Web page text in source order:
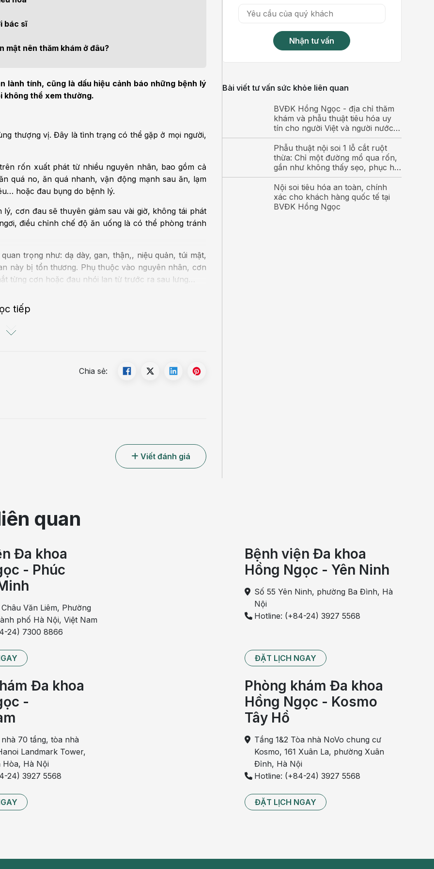
học Ung bướu
bướu
- Tiết niệu
năng
Ngoại khoa
thần
bác sĩ
mật nên thăm khám ở đâu?
lành tính, cũng là dấu hiệu cảnh báo những bệnh lý
không thể xem thường.
thượng vị. Đây là tình trạng có thể gặp ở mọi người,
rốn xuất phát từ nhiều nguyên nhân, bao gồm cả
quá no, ăn quá nhanh, vận động mạnh sau ăn, lạm
hoặc đau bụng do bệnh lý.
cơn đau sẽ thuyên giảm sau vài giờ, không tái phát
điều chỉnh chế độ ăn uống là có thể phòng tránh
trọng như: dạ dày, gan, thận,, niệu quản, túi mật,
này bị tổn thương. Phụ thuộc vào nguyên nhân, cơn
từng cơn hoặc đau nhói lan từ trước ra sau lưng…
báo nhiều bệnh lý tiêu hóa nguy hiểm
lý tiêu hóa
khác như ợ hơi, ợ nóng, buồn nôn, nôn, mệt mỏi,
bình thường, khí có thể thoát ra khỏi cơ thể bằng
xì hơi.
bao gồm:
tiếp
Chia sẻ:
Viết đánh giá
Nhận tư vấn
Bài viết tư vấn sức khỏe liên quan
BVĐK Hồng Ngọc - địa chỉ thăm
khám và phẫu thuật tiêu hóa uy
tín cho người Việt và người nước
ngoài
Phẫu thuật nội soi 1 lỗ cắt ruột
thừa: Chỉ một đường mổ qua rốn,
gần như không thấy sẹo, phục hồi
nhanh chóng
Nội soi tiêu hóa an toàn, chính
xác cho khách hàng quốc tế tại
BVĐK Hồng Ngọc
quan
Đa khoa
- Phúc
Văn Liêm, Phường
phố Hà Nội, Việt Nam
24) 7300 8866
Bệnh viện Đa khoa
Hồng Ngọc - Yên Ninh
Số 55 Yên Ninh, phường Ba Đình, Hà
Nội
Hotline: (+84-24) 3927 5568
ĐẶT LỊCH NGAY
Đa khoa
-
nhà 70 tầng, tòa nhà
Landmark Tower,
Hòa, Hà Nội
24) 3927 5568
Phòng khám Đa khoa
Hồng Ngọc - Kosmo
Tây Hồ
Tầng 1&2 Tòa nhà NoVo chung cư
Kosmo, 161 Xuân La, phường Xuân
Đỉnh, Hà Nội
Hotline: (+84-24) 3927 5568
ĐẶT LỊCH NGAY